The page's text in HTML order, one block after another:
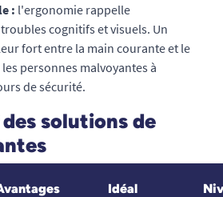
: l'ergonomie rappelle
cognitifs et visuels. Un
fort entre la main courante et le
personnes malvoyantes à
de sécurité.
solutions de
Idéal